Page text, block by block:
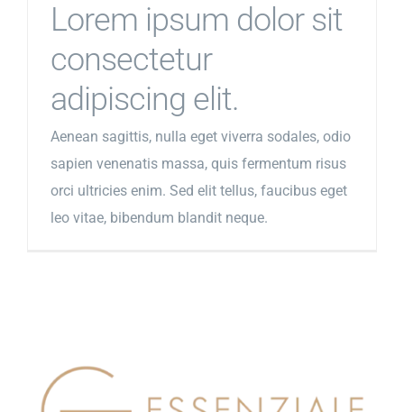
Lorem ipsum dolor sit
consectetur
adipiscing elit.
Aenean sagittis, nulla eget viverra sodales, odio
sapien venenatis massa, quis fermentum risus
orci ultricies enim. Sed elit tellus, faucibus eget
leo vitae, bibendum blandit neque.